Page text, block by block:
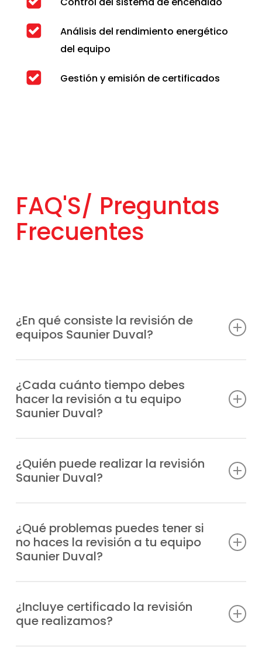
Análisis del rendimiento energético
del equipo
Gestión y emisión de certificados
FAQ'S/ Preguntas
Frecuentes
¿En qué consiste la revisión de
equipos Saunier Duval?
caldera o sistema Saunier Duval para
garantizar que funcione de forma eficiente
y segura y cumpla con la normativa
¿Cada cuánto tiempo debes
hacer la revisión a tu equipo
Saunier Duval?
Saunier Duval en Chueca una vez al año,
aunque la periodicidad obligatoria es de
¿Quién puede realizar la revisión
Saunier Duval?
acreditadas por los organismos
competentes están capacitadas para
realizar revisiones oficiales con total
¿Qué problemas puedes tener si
no haces la revisión a tu equipo
Saunier Duval?
del fabricante, exponerte a sanciones por
incumplir la normativa y minimizar la
¿Incluye certificado la revisión
que realizamos?